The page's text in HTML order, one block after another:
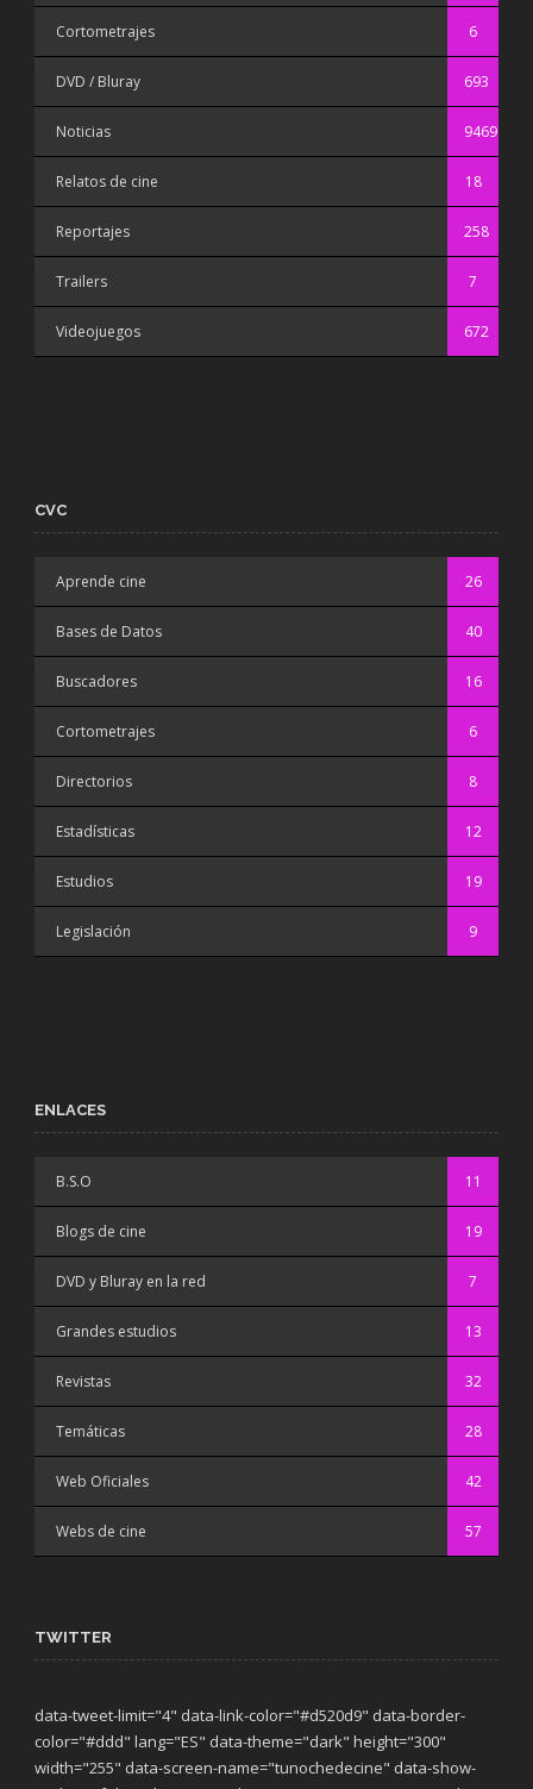
Cortometrajes 6
DVD / Bluray 693
Noticias 9469
Relatos de cine 18
Reportajes 258
Trailers 7
Videojuegos 672
CVC
Aprende cine 26
Bases de Datos 40
Buscadores 16
Cortometrajes 6
Directorios 8
Estadísticas 12
Estudios 19
Legislación 9
ENLACES
B.S.O 11
Blogs de cine 19
DVD y Bluray en la red 7
Grandes estudios 13
Revistas 32
Temáticas 28
Web Oficiales 42
Webs de cine 57
TWITTER
data-tweet-limit="4" data-link-color="#d520d9" data-border-
color="#ddd" lang="ES" data-theme="dark" height="300"
width="255" data-screen-name="tunochedecine" data-show-